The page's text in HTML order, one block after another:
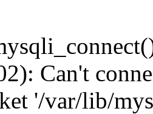
Can't
'/var/lib/